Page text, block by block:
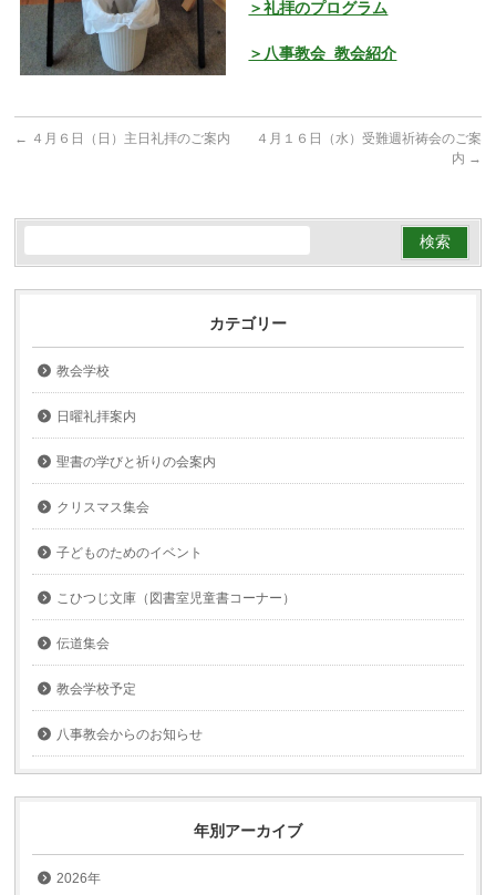
＞礼拝のプログラム
＞八事教会 教会紹介
← ４月６日（日）主日礼拝のご案内
４月１６日（水）受難週祈祷会のご案
内 →
カテゴリー
教会学校
日曜礼拝案内
聖書の学びと祈りの会案内
クリスマス集会
子どものためのイベント
こひつじ文庫（図書室児童書コーナー）
伝道集会
教会学校予定
八事教会からのお知らせ
年別アーカイブ
2026年